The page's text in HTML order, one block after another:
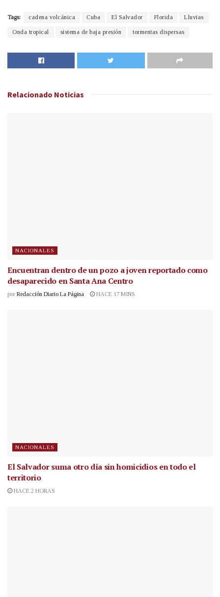
Tags: cadena volcánica Cuba El Salvador Florida Lluvias
Onda tropical sistema de baja presión tormentas dispersas
Relacionado Noticias
NACIONALES
Encuentran dentro de un pozo a joven reportado como
desaparecido en Santa Ana Centro
por Redacción Diario La Página HACE 17 MINS
NACIONALES
El Salvador suma otro día sin homicidios en todo el
territorio
HACE 2 HORAS